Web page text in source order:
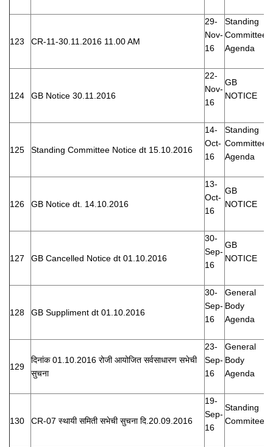
123 CR-11-30.11.2016 11.00 AM
29-
Nov-
16
Standing
Committee
Agenda
124 GB Notice 30.11.2016
22-
Nov-
16
GB
NOTICE
125 Standing Committee Notice dt 15.10.2016
14-
Oct-
16
Standing
Committee
Agenda
126 GB Notice dt. 14.10.2016
13-
Oct-
16
GB
NOTICE
127 GB Cancelled Notice dt 01.10.2016
30-
Sep-
16
GB
NOTICE
128 GB Suppliment dt 01.10.2016
30-
Sep-
16
General
Body
Agenda
129
दिनांक 01.10.2016 रोजी आयोजित सर्वसाधारण सभेची
सुचना
23-
Sep-
16
General
Body
Agenda
130 CR-07 स्थायी समिती सभेची सुचना दि.20.09.2016
19-
Sep-
16
Standing
Commitee